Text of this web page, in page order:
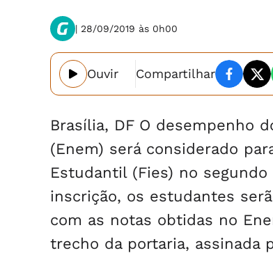
| 28/09/2019 às 0h00
Ouvir Compartilhar
Brasília, DF O desempenho
(Enem) será considerado
Estudantil (Fies) no
inscrição, os estudantes
com as notas obtidas no
trecho da portaria, assinada